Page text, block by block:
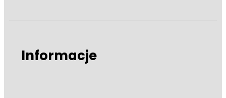
Informacje